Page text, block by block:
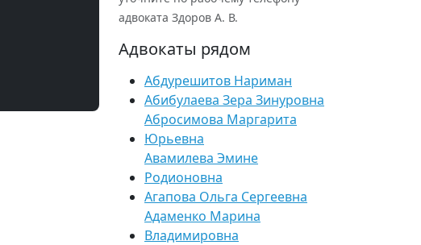
адвоката Здоров А. В.
Адвокаты рядом
Абдурешитов Нариман
Абибулаева Зера Зинуровна
Абросимова Маргарита
Юрьевна
Авамилева Эмине
Родионовна
Агапова Ольга Сергеевна
Адаменко Марина
Владимировна